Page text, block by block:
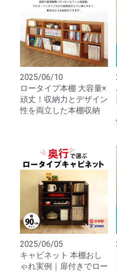
2025/06/10
ロータイプ本棚 大容量×
頑丈！収納力とデザイン
性を両立した本棚収納
2025/06/05
キャビネット 本棚おし
ゃれ実例｜扉付きでロー